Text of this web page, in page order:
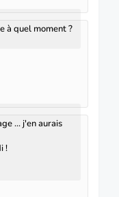
à quel moment ?
... j'en aurais
!